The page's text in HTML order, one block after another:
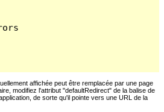
affichée peut être remplacée par une page
modifiez l'attribut "defaultRedirect" de la balise de
de sorte qu'il pointe vers une URL de la